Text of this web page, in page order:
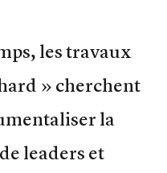
les travaux
» cherchent
la
leaders et